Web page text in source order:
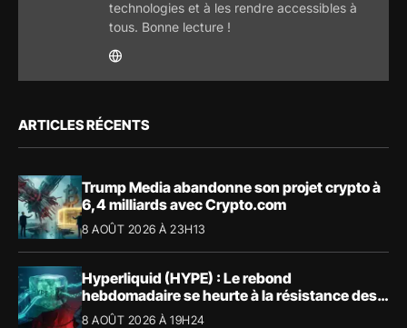
technologies et à les rendre accessibles à
tous. Bonne lecture !
ARTICLES RÉCENTS
Trump Media abandonne son projet crypto à
6,4 milliards avec Crypto.com
8 AOÛT 2026 À 23H13
Hyperliquid (HYPE) : Le rebond
hebdomadaire se heurte à la résistance des
57,90 $
8 AOÛT 2026 À 19H24